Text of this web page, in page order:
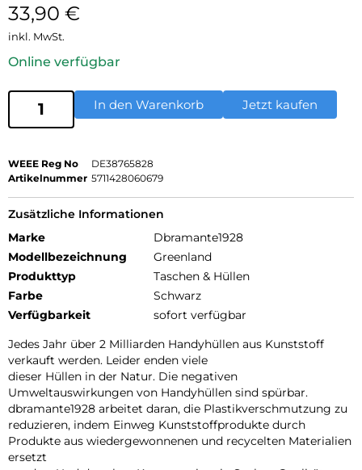
33,90 €
inkl. MwSt.
Online verfügbar
In den Warenkorb Jetzt kaufen
WEEE Reg No
DE38765828
Artikelnummer 5711428060679
Zusätzliche Informationen
Marke
Dbramante1928
Modellbezeichnung
Greenland
Produkttyp
Taschen & Hüllen
Farbe
Schwarz
Verfügbarkeit
sofort verfügbar
Jedes Jahr über 2 Milliarden Handyhüllen aus Kunststoff
verkauft werden. Leider enden viele
dieser Hüllen in der Natur. Die negativen
Umweltauswirkungen von Handyhüllen sind spürbar.
dbramante1928 arbeitet daran, die Plastikverschmutzung zu
reduzieren, indem Einweg Kunststoffprodukte durch
Produkte aus wiedergewonnenen und recycelten Materialien
ersetzt